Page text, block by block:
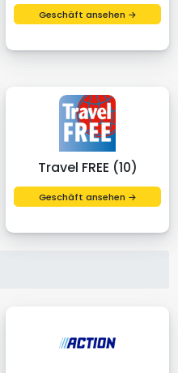
Geschäft ansehen →
Travel FREE (10)
Geschäft ansehen →